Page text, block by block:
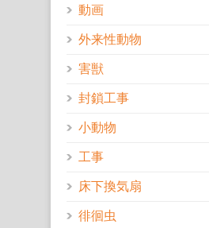
動画
外来性動物
害獣
封鎖工事
小動物
工事
床下換気扇
徘徊虫